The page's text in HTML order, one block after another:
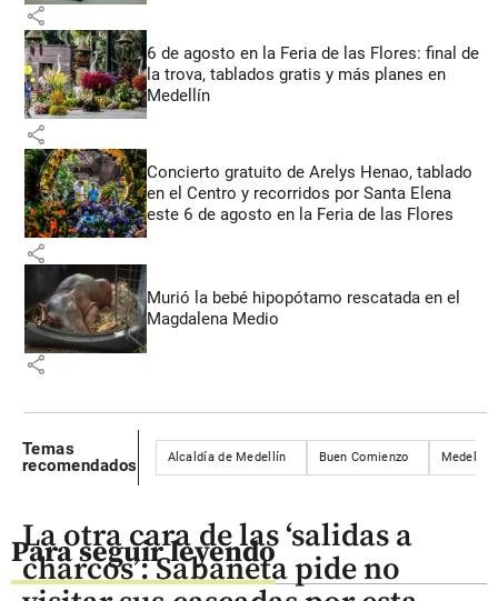
share
6 de agosto en la Feria de las Flores: final de
la trova, tablados gratis y más planes en
Medellín
share
Concierto gratuito de Arelys Henao, tablado
en el Centro y recorridos por Santa Elena
este 6 de agosto en la Feria de las Flores
share
Murió la bebé hipopótamo rescatada en el
Magdalena Medio
share
Temas
recomendados
Alcaldía de Medellín Buen Comienzo Medellín
Para seguir leyendo
La otra cara de las ‘salidas a
charcos’: Sabaneta pide no